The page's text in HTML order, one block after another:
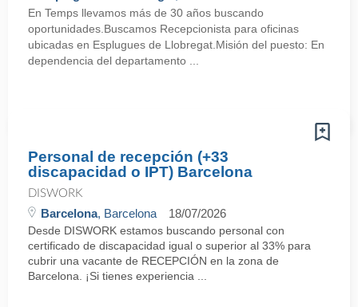
En Temps llevamos más de 30 años buscando
oportunidades.Buscamos Recepcionista para oficinas
ubicadas en Esplugues de Llobregat.Misión del puesto: En
dependencia del departamento ...
Personal de recepción (+33
discapacidad o IPT) Barcelona
DISWORK
Barcelona, Barcelona 18/07/2026
Desde DISWORK estamos buscando personal con
certificado de discapacidad igual o superior al 33% para
cubrir una vacante de RECEPCIÓN en la zona de
Barcelona. ¡Si tienes experiencia ...